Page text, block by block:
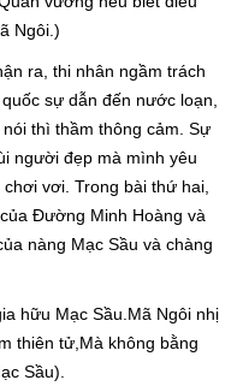
Ngôi.)
ra, thi nhân ngầm trách
sự dẫn đến nước loạn,
thì thầm thông cảm. Sự
người đẹp mà mình yêu
vơi. Trong bài thứ hai,
Đường Minh Hoàng và
nàng Mạc Sầu và chàng
hữu Mạc Sầu.Mã Ngôi nhị
thiên tử,Mà không bằng
Sầu).